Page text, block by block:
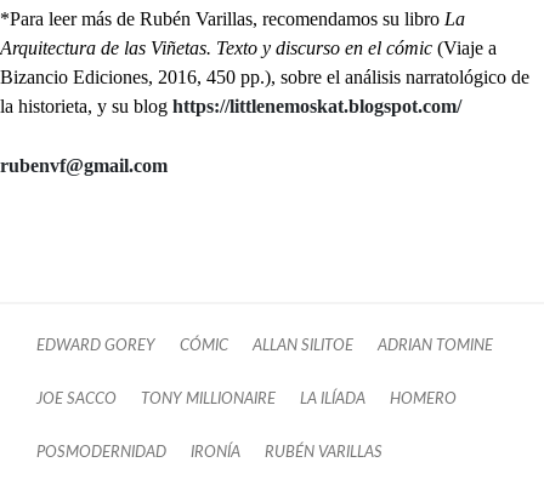
*Para leer más de Rubén Varillas, recomendamos su libro La
Arquitectura de las Viñetas. Texto y discurso en el cómic (Viaje a
Bizancio Ediciones, 2016, 450 pp.), sobre el análisis narratológico de
la historieta, y su blog https://littlenemoskat.blogspot.com/
rubenvf@gmail.com
EDWARD GOREY CÓMIC ALLAN SILITOE ADRIAN TOMINE
JOE SACCO TONY MILLIONAIRE LA ILÍADA HOMERO
POSMODERNIDAD IRONÍA RUBÉN VARILLAS